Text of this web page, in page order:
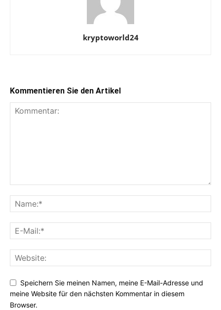
kryptoworld24
Kommentieren Sie den Artikel
Speichern Sie meinen Namen, meine E-Mail-Adresse und
meine Website für den nächsten Kommentar in diesem
Browser.